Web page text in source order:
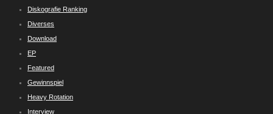
Diskografie Ranking
Diverses
Download
EP
Featured
Gewinnspiel
Heavy Rotation
Interview